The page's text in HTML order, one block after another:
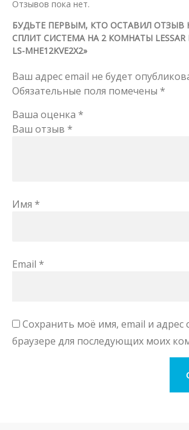
Отзывов пока нет.
БУДЬТЕ ПЕРВЫМ, КТО ОСТАВИЛ ОТЗЫВ
СПЛИТ СИСТЕМА НА 2 КОМНАТЫ LESSAR
LS-MHE12KVE2X2»
Ваш адрес email не будет
Обязательные поля помечены *
Ваша оценка *
Ваш отзыв *
Имя *
Email *
Сохранить моё имя, email и адрес
браузере для последующих моих